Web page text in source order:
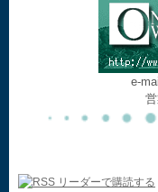
e-